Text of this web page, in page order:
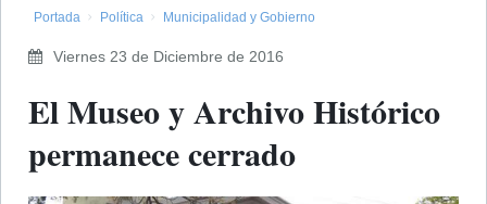
Portada Política Municipalidad y Gobierno
Viernes 23 de Diciembre de 2016
El Museo y Archivo Histórico
permanece cerrado